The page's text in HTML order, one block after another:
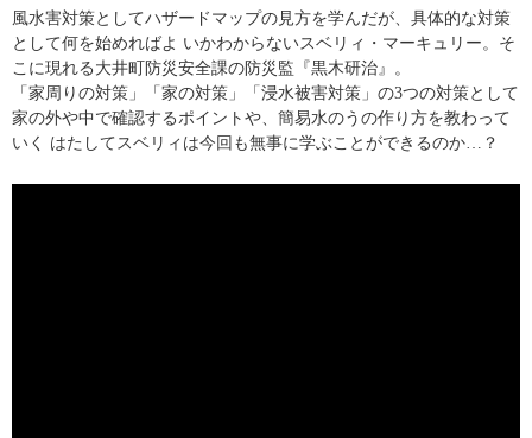
風水害対策としてハザードマップの見方を学んだが、具体的な対策
として何を始めればよ いかわからないスベリィ・マーキュリー。そ
こに現れる大井町防災安全課の防災監『黒木研治』。
「家周りの対策」「家の対策」「浸水被害対策」の3つの対策として
家の外や中で確認するポイントや、簡易水のうの作り方を教わって
いく はたしてスベリィは今回も無事に学ぶことができるのか…？